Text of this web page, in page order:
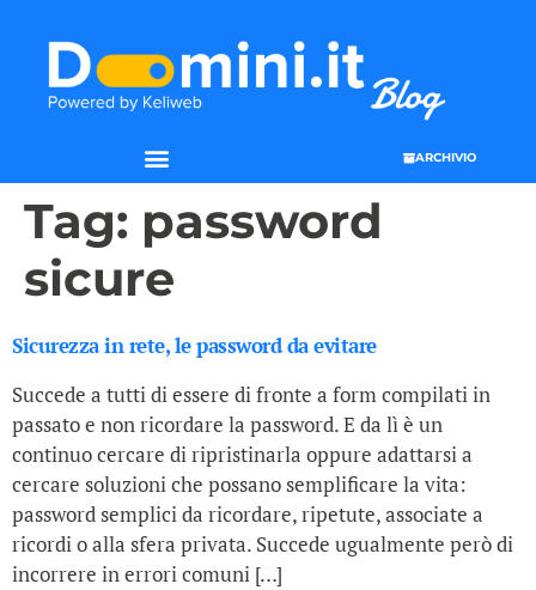
ARCHIVIO
Tag: password
sicure
Sicurezza in rete, le password da evitare
Succede a tutti di essere di fronte a form compilati in
passato e non ricordare la password. E da lì è un
continuo cercare di ripristinarla oppure adattarsi a
cercare soluzioni che possano semplificare la vita:
password semplici da ricordare, ripetute, associate a
ricordi o alla sfera privata. Succede ugualmente però di
incorrere in errori comuni […]